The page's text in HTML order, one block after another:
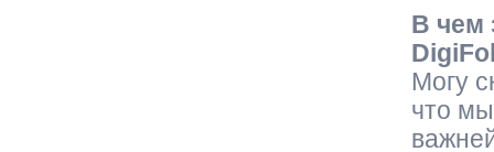
В чем
Могу
что